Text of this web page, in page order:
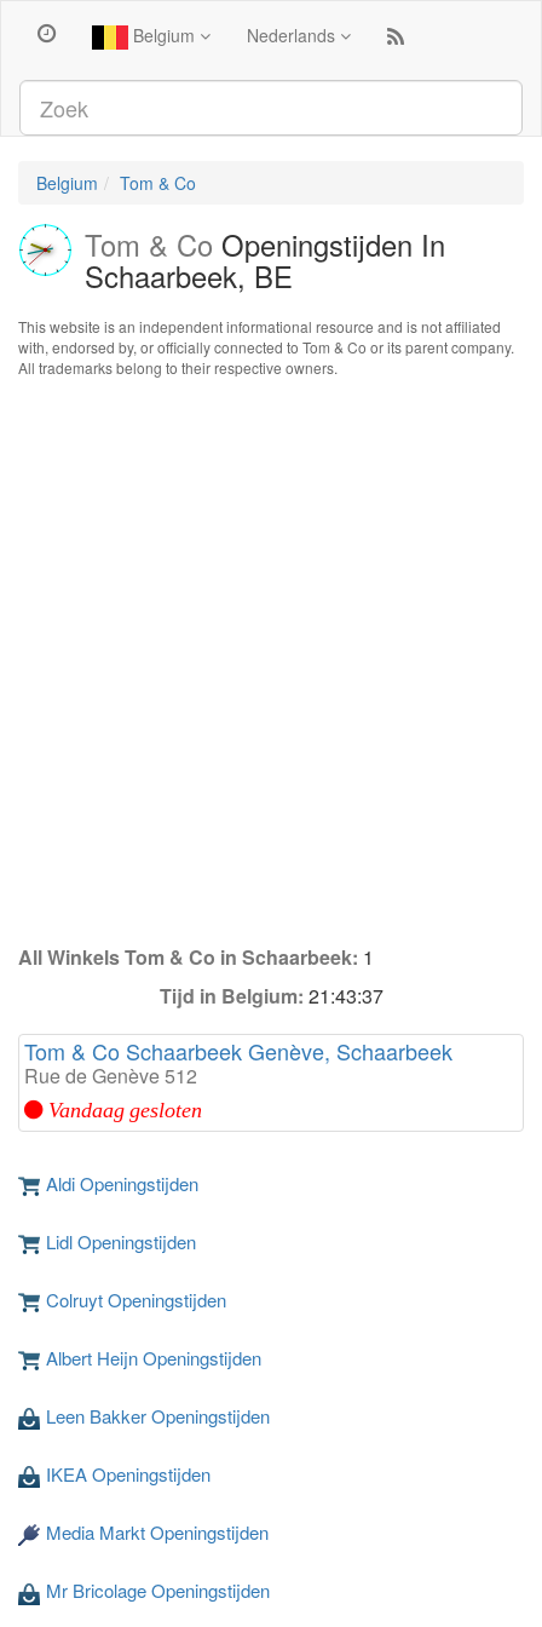
Belgium Nederlands
Belgium Tom & Co
Tom & Co Openingstijden In
Schaarbeek, BE
This website is an independent informational resource and is not affiliated
with, endorsed by, or officially connected to Tom & Co or its parent company.
All trademarks belong to their respective owners.
All Winkels Tom & Co in Schaarbeek: 1
Tijd in Belgium: 21:43:37
Tom & Co Schaarbeek Genève, Schaarbeek
Rue de Genève 512
Vandaag gesloten
Aldi Openingstijden
Lidl Openingstijden
Colruyt Openingstijden
Albert Heijn Openingstijden
Leen Bakker Openingstijden
IKEA Openingstijden
Media Markt Openingstijden
Mr Bricolage Openingstijden